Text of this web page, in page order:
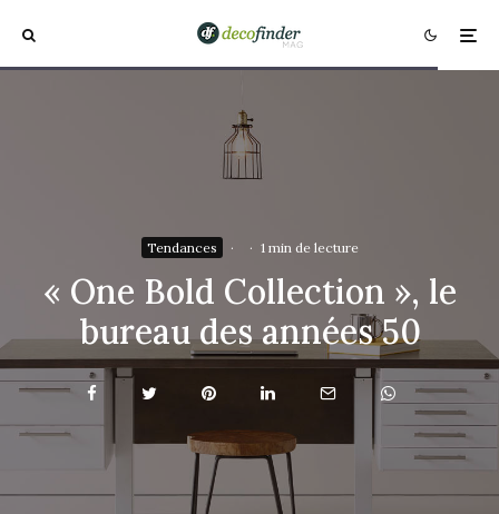
Tendances · · 1 min de lecture
« One Bold Collection », le
bureau des années 50